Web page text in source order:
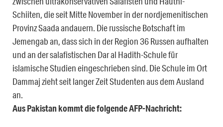
Schiiten, die seit Mitte November in der nordjemenitischen
Provinz Saada andauern. Die russische Botschaft im
Jemengab an, dass sich in der Region 36 Russen aufhalten
und an der salafistischen Dar al Hadith-Schule für
islamische Studien eingeschrieben sind. Die Schule im Ort
Dammaj zieht seit langer Zeit Studenten aus dem Ausland
an.
Aus Pakistan kommt die folgende AFP-Nachricht: